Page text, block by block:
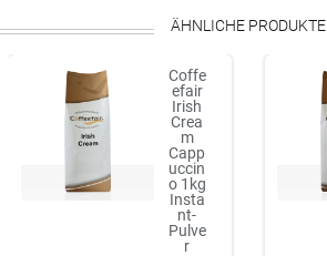
ÄHNLICHE PRODUKTE
Coffe
efair
Irish
Crea
m
Capp
uccin
o 1kg
Insta
nt-
Pulve
r